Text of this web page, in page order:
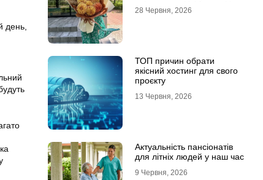
день,
28 Червня, 2026
ТОП причин обрати
якісний хостинг для свого
проєкту
13 Червня, 2026
Актуальність пансіонатів
для літніх людей у наш час
9 Червня, 2026